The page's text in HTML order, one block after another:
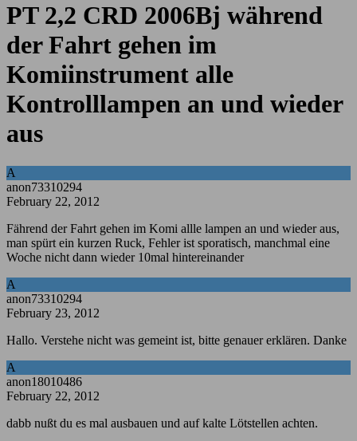
PT 2,2 CRD 2006Bj während
der Fahrt gehen im
Komiinstrument alle
Kontrolllampen an und wieder
aus
A
anon73310294
February 22, 2012
Fährend der Fahrt gehen im Komi allle lampen an und wieder aus,
man spürt ein kurzen Ruck, Fehler ist sporatisch, manchmal eine
Woche nicht dann wieder 10mal hintereinander
A
anon73310294
February 23, 2012
Hallo. Verstehe nicht was gemeint ist, bitte genauer erklären. Danke
A
anon18010486
February 22, 2012
dabb nußt du es mal ausbauen und auf kalte Lötstellen achten.